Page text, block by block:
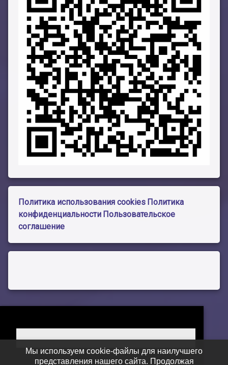
Политика использования cookies Политика
конфиденциальности Пользовательское
соглашение
Мы используем cookie-файлы для наилучшего
представления нашего сайта. Продолжая